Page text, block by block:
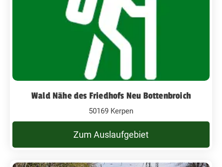
Wald Nähe des Friedhofs Neu Bottenbroich
50169 Kerpen
Zum Auslaufgebiet